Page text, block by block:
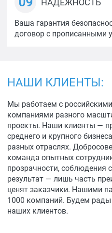
НАДЕЖНОСТЬ
Ваша гарантия
договор с прописанными
НАШИ КЛИЕНТЫ:
Мы работаем с
компаниями разного
проекты. Наши клиенты —
среднего и крупного
разных отраслях.
команда опытных
прозрачности, соблюдения
результат — лишь часть
ценят заказчики. Нашими
1000 компаний. Будем рады
наших клиентов.